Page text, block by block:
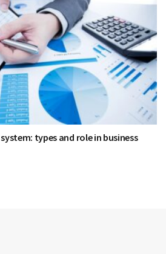
types and role in business